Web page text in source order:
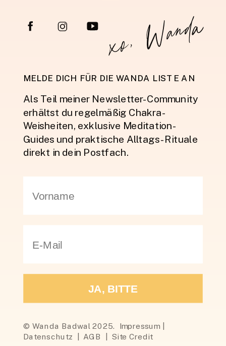
MELDE DICH FÜR DIE WANDA LISTE AN
Als Teil meiner Newsletter-Community
erhältst du regelmäßig Chakra-
Weisheiten, exklusive Meditation-
Guides und praktische Alltags-Rituale
direkt in dein Postfach.
xo, Wanda
© Wanda Badwal 2025. Impressum |
Datenschutz | AGB | Site Credit
JA, BITTE